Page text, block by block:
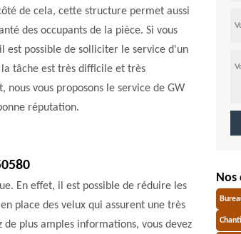
de cela, cette structure permet aussi
des occupants de la pièce. Si vous
est possible de solliciter le service d'un
tâche est très difficile et très
nous vous proposons le service de GW
réputation.
En effet, il est possible de réduire les
place des velux qui assurent une très
plus amples informations, vous devez
Nos